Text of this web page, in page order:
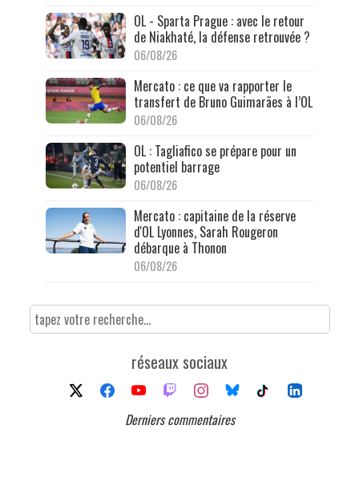
OL - Sparta Prague : avec le retour
de Niakhaté, la défense retrouvée ?
06/08/26
Mercato : ce que va rapporter le
transfert de Bruno Guimarães à l’OL
06/08/26
OL : Tagliafico se prépare pour un
potentiel barrage
06/08/26
Mercato : capitaine de la réserve
d'OL Lyonnes, Sarah Rougeron
débarque à Thonon
06/08/26
réseaux sociaux
Derniers commentaires